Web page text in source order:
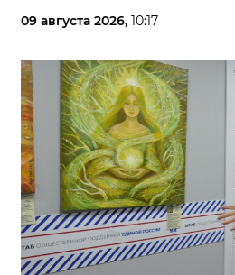
09 августа 2026, 10:17